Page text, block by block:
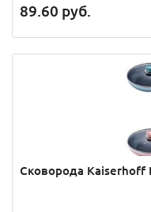
89.60 руб.
Сковорода Kaiserhoff